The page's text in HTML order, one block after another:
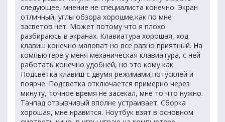
следующее, мнение не специалиста конечно. Экран
отличный, углы обзора хорошие,как по мне
засветов нет. Может потому что я плохо
разбираюсь в экранах. Клавиатура хорошая, ход
клавиш конечно маловат но все равно приятный. На
компьютере у меня механическая клавиатура, с ней
работать конечно удобней, но это кому как.
Подсветка клавиш с двумя режимами,потусклей и
поярче. Подсветка отключается примерно через
минуту, точное время не засекал, мне то что нужно.
Тачпад отзывчивый вполне устраивает. Сборка
хорошая, мне нравится. Ноутбук взят в основном